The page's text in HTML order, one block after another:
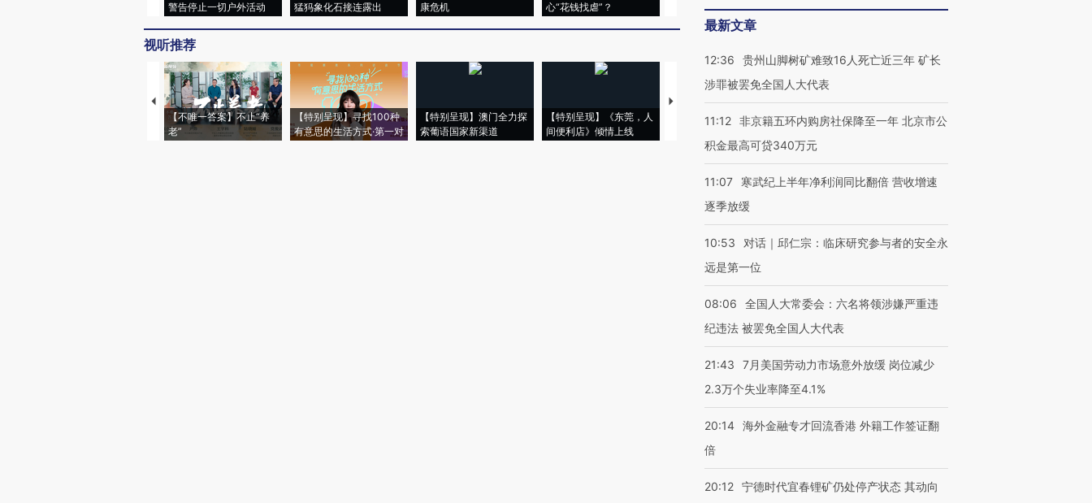
警告停止一切户外活动
猛犸象化石接连露出
康危机
心“花钱找虐”？
育部长拱下台
飞地休达
视听推荐
【不唯一答案】不止“养
老”
【特别呈现】寻找100种
有意思的生活方式·第一对
【特别呈现】澳门全力探
索葡语国家新渠道
【特别呈现】《东莞，人
间便利店》倾情上线
【推广】走进第四届链博
会，让数智科技“链”接产
【特别呈现】寻找100种
【商旅对话】华住集团
CFO：不靠规模取胜，华
最新文章
12:36
贵州山脚树矿难致16人死亡近三年 矿长
涉罪被罢免全国人大代表
11:12 非京籍五环内购房社保降至一年 北京市公
积金最高可贷340万元
11:07
寒武纪上半年净利润同比翻倍 营收增速
逐季放缓
10:53
对话｜邱仁宗：临床研究参与者的安全永
远是第一位
08:06
全国人大常委会：六名将领涉嫌严重违
纪违法 被罢免全国人大代表
21:43
7月美国劳动力市场意外放缓 岗位减少
2.3万个失业率降至4.1%
20:14 海外金融专才回流香港 外籍工作签证翻
倍
20:12 宁德时代宜春锂矿仍处停产状态 其动向